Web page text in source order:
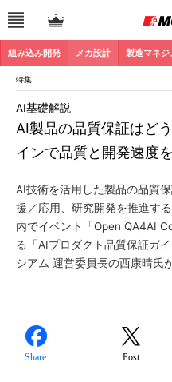
組み込み開発 メカ設計 製造マネジ
特集
AI製品の品質保証はど
インで品質と開発速度
AI基礎解説
AI技術を活用した製品の品質
援／応用、研究開発を推進す
内でイベント「Open QA4AI
る「AIプロダクト品質保証ガ
シアム 運営委員長の西康晴氏
Share Post